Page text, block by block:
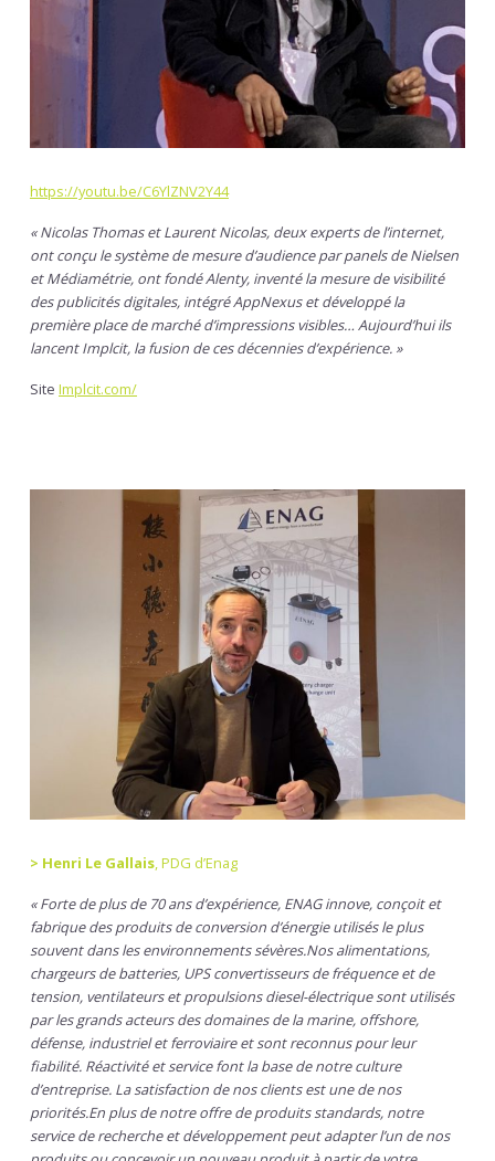
https://youtu.be/C6YlZNV2Y44
« Nicolas Thomas et Laurent Nicolas, deux experts de l’internet,
ont conçu le système de mesure d’audience par panels de Nielsen
et Médiamétrie, ont fondé Alenty, inventé la mesure de visibilité
des publicités digitales, intégré AppNexus et développé la
première place de marché d’impressions visibles… Aujourd’hui ils
lancent Implcit, la fusion de ces décennies d’expérience. »
Site Implcit.com/
> Henri Le Gallais, PDG d’Enag
« Forte de plus de 70 ans d’expérience, ENAG innove, conçoit et
fabrique des produits de conversion d’énergie utilisés le plus
souvent dans les environnements sévères.Nos alimentations,
chargeurs de batteries, UPS convertisseurs de fréquence et de
tension, ventilateurs et propulsions diesel-électrique sont utilisés
par les grands acteurs des domaines de la marine, offshore,
défense, industriel et ferroviaire et sont reconnus pour leur
fiabilité. Réactivité et service font la base de notre culture
d’entreprise. La satisfaction de nos clients est une de nos
priorités.En plus de notre offre de produits standards, notre
service de recherche et développement peut adapter l’un de nos